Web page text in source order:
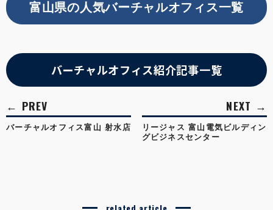
富山県の人気バーチャルオフィス一覧
バーチャルオフィス紹介記事一覧
バーチャルオフィス富山 射水店
リージャス 富山電気ビルディン
グビジネスセンター